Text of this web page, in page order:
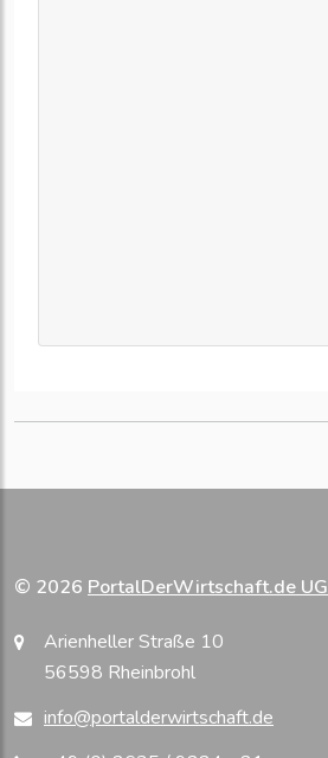
© 2026 PortalDerWirtschaft.de UG
Arienheller Straße 10
56598 Rheinbrohl
info@portalderwirtschaft.de